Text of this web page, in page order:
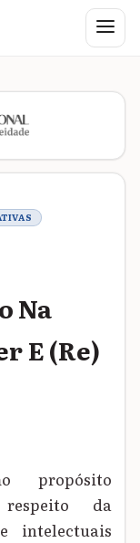
Abrir
Na
E (Re)
propósito
da
intelectuais